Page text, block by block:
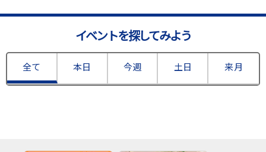
イベントを探してみよう
全て 本日 今週 土日 来月